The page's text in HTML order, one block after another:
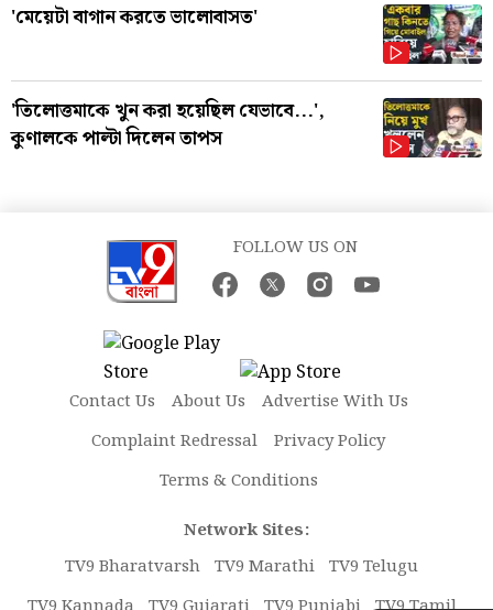
'মেয়েটা বাগান করতে ভালোবাসত'
'তিলোত্তমাকে খুন করা হয়েছিল যেভাবে...',
কুণালকে পাল্টা দিলেন তাপস
FOLLOW US ON
Contact Us About Us
Advertise With Us
Complaint Redressal
Privacy Policy
Terms & Conditions
Network Sites:
TV9 Bharatvarsh TV9 Marathi TV9 Telugu